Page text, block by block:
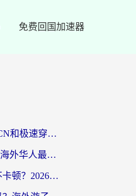
免费回国加速器
海外党必看：ChickCN和极速穿梭VPN好用吗？3招教你选对回国加速器无缝刷国内资源
斧牛和light哪个好？海外华人最关心的回国加速器选择难题，一篇讲透
在国外怎么用虎牙不卡顿？2026海外华人亲测有效的回国加速器选择指南